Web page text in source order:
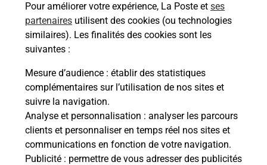
Pour améliorer votre expérience, La Poste et ses
partenaires utilisent des cookies (ou technologies
similaires). Les finalités des cookies sont les
suivantes :
Mesure d’audience : établir des statistiques
complémentaires sur l’utilisation de nos sites et
suivre la navigation.
Analyse et personnalisation : analyser les parcours
clients et personnaliser en temps réel nos sites et
communications en fonction de votre navigation.
Publicité : permettre de vous adresser des publicités
Malin !
La Poste
en ligne
Ouvert 24h/24
En savoir plus